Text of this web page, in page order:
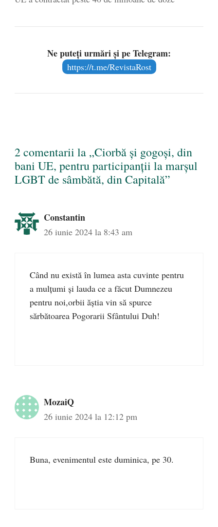
Ne puteți urmări și pe Telegram:
https://t.me/RevistaRost
2 comentarii la „Ciorbă și gogoși, din
bani UE, pentru participanții la marșul
LGBT de sâmbătă, din Capitală”
Constantin
26 iunie 2024 la 8:43 am
Când nu există în lumea asta cuvinte pentru
a mulțumi și lauda ce a făcut Dumnezeu
pentru noi,orbii ăștia vin să spurce
sărbătoarea Pogorarii Sfântului Duh!
MozaiQ
26 iunie 2024 la 12:12 pm
Buna, evenimentul este duminica, pe 30.